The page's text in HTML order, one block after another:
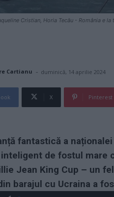
Cristian, Horia Tecău - România e la
Cartianu - duminică, 14 aprilie 2024
X Pinterest
fantastică a
de fostul mare
Jean King Cup – un
barajul cu Ucraina a